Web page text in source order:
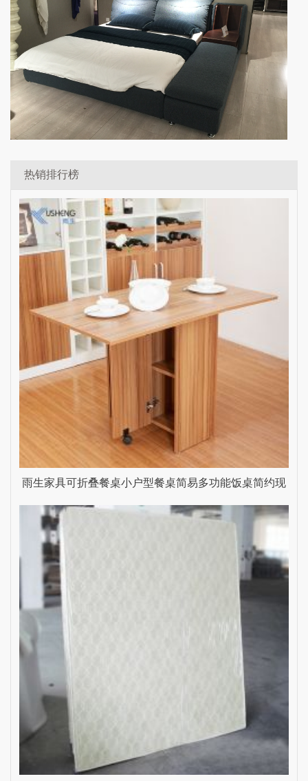
热销排行榜
雨生家具可折叠餐桌小户型餐桌简易多功能饭桌简约现
代折叠桌餐厅 深柚木